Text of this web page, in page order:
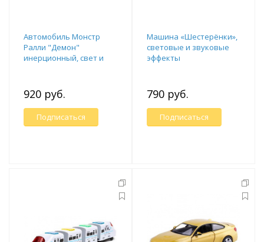
Автомобиль Монстр
Ралли "Демон"
инерционный, свет и
920 руб.
Подписаться
Машина «Шестерёнки»,
световые и звуковые
эффекты
790 руб.
Подписаться